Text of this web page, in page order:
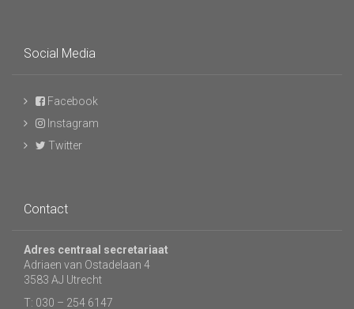
Social Media
Facebook
Instagram
Twitter
Contact
Adres centraal secretariaat
Adriaen van Ostadelaan 4
3583 AJ Utrecht
T: 030 – 254 6147